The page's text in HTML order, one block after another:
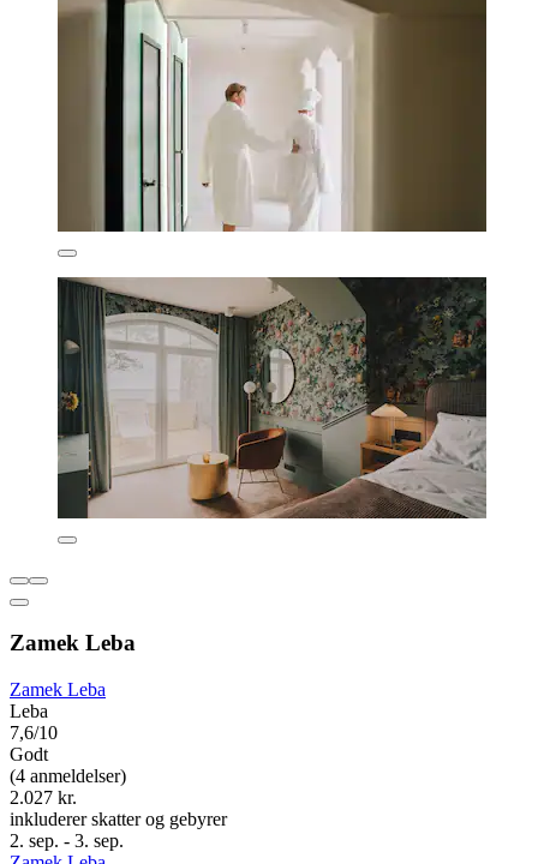
Zamek Leba
Zamek Leba
Leba
7,6/10
Godt
(4 anmeldelser)
2.027 kr.
inkluderer skatter og gebyrer
2. sep. - 3. sep.